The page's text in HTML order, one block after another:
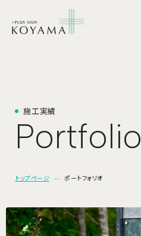
施工実績
Portfolio
トップページ ポートフォリオ